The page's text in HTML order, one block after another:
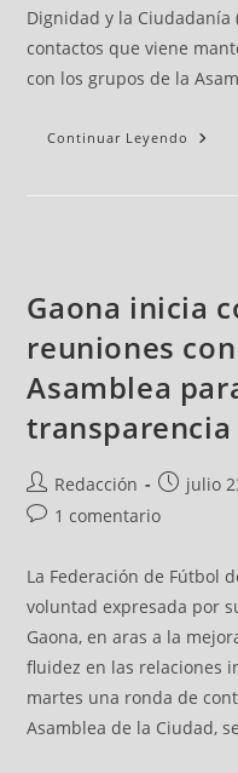
Dignidad y la Ciudadanía
contactos que viene
con los grupos de la
Continuar Leyendo
Gaona inicia
reuniones
Asamblea
transparencia
Redacción julio
1 comentario
La Federación de Fútbol
voluntad expresada por
Gaona, en aras a la
fluidez en las relaciones
martes una ronda de
Asamblea de la Ciudad,